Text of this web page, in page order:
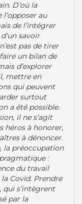
D’où la
l’opposer au
de l’intégrer
savoir
pas de tirer
un bilan de
d’explorer
mettre en
qui peuvent
surtout
a été possible.
il ne s’agit
héros à honorer,
à dénoncer.
la préoccupation
:
du travail
Covid. Prendre
qui s’intègrent
par la